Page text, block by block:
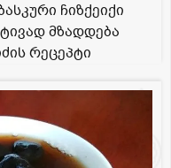
ჩიზქეიქი
მზადდება
რეცეპტი